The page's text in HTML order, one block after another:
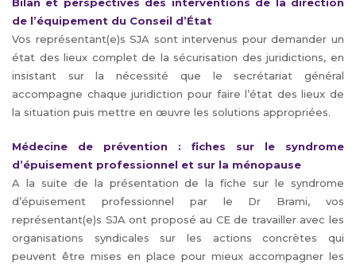
de l’équipement du Conseil d’État
Vos représentant(e)s SJA sont intervenus pour demander un
état des lieux complet de la sécurisation des juridictions, en
insistant sur la nécessité que le secrétariat général
accompagne chaque juridiction pour faire l’état des lieux de
la situation puis mettre en œuvre les solutions appropriées.
Médecine de prévention : fiches sur le syndrome
d’épuisement professionnel et sur la ménopause
A la suite de la présentation de la fiche sur le syndrome
d’épuisement professionnel par le Dr Brami, vos
représentant(e)s SJA ont proposé au CE de travailler avec les
organisations syndicales sur les actions concrètes qui
peuvent être mises en place pour mieux accompagner les